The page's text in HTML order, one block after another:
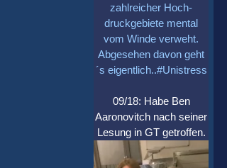
zahlreicher Hoch-
druckgebiete mental
vom Winde verweht.
Abgesehen davon geht
´s eigentlich..#Unistress
09/18: Habe Ben
Aaronovitch nach seiner
Lesung in GT getroffen.